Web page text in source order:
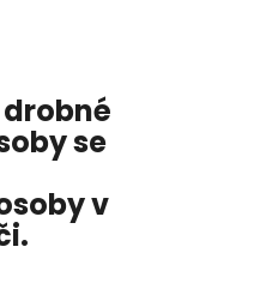
se
v
.